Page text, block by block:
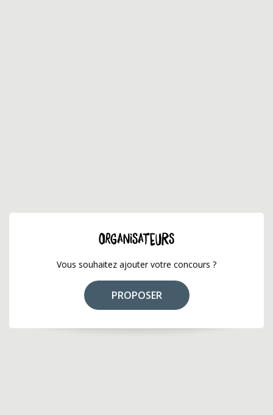
ORGANISATEURS
Vous souhaitez ajouter votre concours ?
PROPOSER